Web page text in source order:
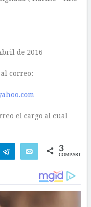
de 2016
correo:
el cargo al cual
Telegram Email 3
COMPARTIR